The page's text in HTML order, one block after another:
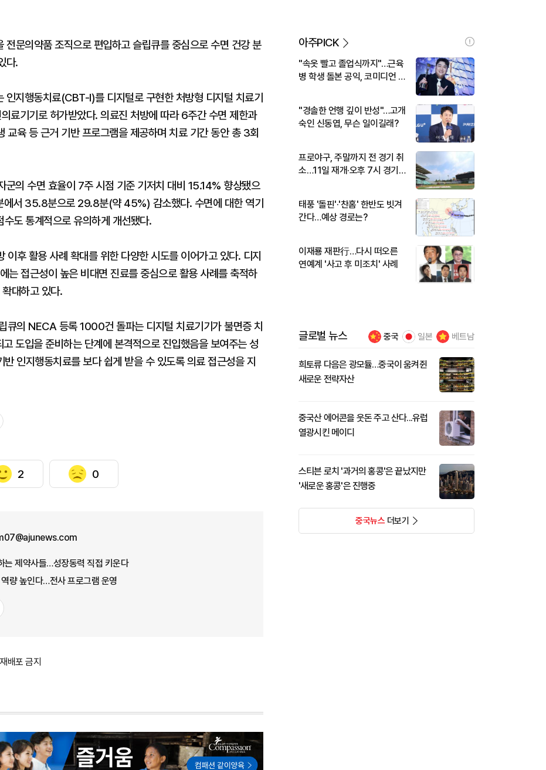
문의약품 조직으로 편입하고 슬립큐를 중심으로 수면 건강 분
다.
인지행동치료(CBT-I)를 디지털로 구현한 처방형 디지털 치료기
료기기로 허가받았다. 의료진 처방에 따라 6주간 수면 제한과
교육 등 근거 기반 프로그램을 제공하며 치료 기간 동안 총 3회
군의 수면 효율이 7주 시점 기준 기저치 대비 15.14% 향상됐으
서 35.8분으로 29.8분(약 45%) 감소했다. 수면에 대한 역기
도 통계적으로 유의하게 개선됐다.
후 활용 사례 확대를 위한 다양한 시도를 이어가고 있다. 디지
는 접근성이 높은 비대면 진료를 중심으로 활용 사례를 축적하
대하고 있다.
큐의 NECA 등록 1000건 돌파는 디지털 치료기기가 불면증 치
도입을 준비하는 단계에 본격적으로 진입했음을 보여주는 성
인지행동치료를 보다 쉽게 받을 수 있도록 의료 접근성을 지
2 0
는 제약사들…성장동력 직접 키운다
량 높인다…전사 프로그램 운영
배포 금지
아주PICK
"속옷 빨고 졸업식까지"…근육
병 학생 돌본 공익, 코미디언 김
"경솔한 언행 깊이 반성"…고개
숙인 신동엽, 무슨 일이길래?
프로야구, 주말까지 전 경기 취
소…11일 재개·오후 7시 경기
태풍 '돌핀'·'찬홈' 한반도 빗겨
간다…예상 경로는?
이재룡 재판行…다시 떠오른
연예계 '사고 후 미조치' 사례
글로벌 뉴스 중국 일본 베트남
희토류 다음은 광모듈…중국이 움켜쥔
새로운 전략자산
중국산 에어콘을 웃돈 주고 산다...유럽
열광시킨 메이디
스티븐 로치 '과거의 홍콩'은 끝났지만
'새로운 홍콩'은 진행중
중국뉴스더보기